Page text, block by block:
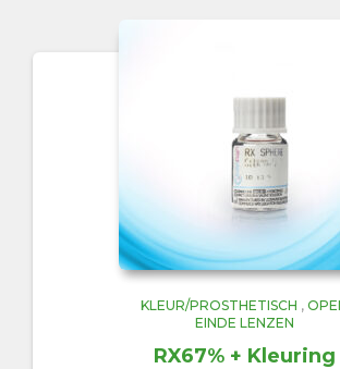
KLEUR/PROSTHETISCH ,
EINDE LENZEN
RX67% + Kleuring